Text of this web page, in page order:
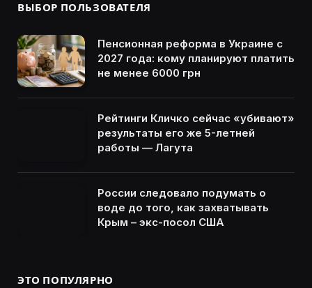
ВЫБОР ПОЛЬЗОВАТЕЛЯ
Пенсионная реформа в Украине с
2027 года: кому планируют платить
не менее 6000 грн
Рейтинги Кличко сейчас «убивают»
результаты его же 5-летней
работы — Лагута
России следовало подумать о
воде до того, как захватывать
Крым – экс-посол США
ЭТО ПОПУЛЯРНО